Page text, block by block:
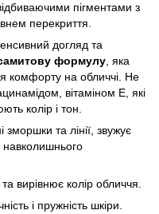
пігментами з
перекриття.
догляд та
формулу , яка
комфорту на обличчі. Не
вітаміном Е, які
колір і тон.
зморшки та лінії, звужує
навколишнього
вирівнює колір обличчя.
і пружність шкіри.